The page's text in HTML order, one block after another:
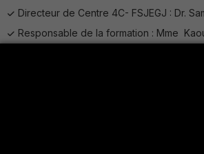
Directeur de Centre 4C- FSJEGJ : Dr.
Responsable de la formation : Mme